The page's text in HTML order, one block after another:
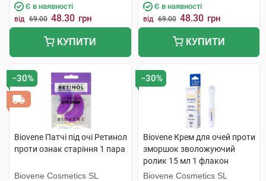
Є в наявності
від 69.00 48.30 грн
КУПИТИ
Є в наявності
від 69.00 48.30 грн
КУПИТИ
−30%
Biovene Патчі під очі Ретинол
проти ознак старіння 1 пара
Biovene Cosmetics SL
−30%
Biovene Крем для очей проти
зморшок зволожуючий
ролик 15 мл 1 флакон
Biovene Cosmetics SL